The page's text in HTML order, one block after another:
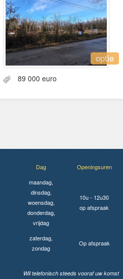
optie
89 000 euro
Dag
Openingsuren
maandag,
dinsdag,
woensdag,
donderdag,
vrijdag
10u - 12u30
op afspraak
zaterdag,
zondag
Op afspraak
Wil telefonisch steeds vooraf uw komst